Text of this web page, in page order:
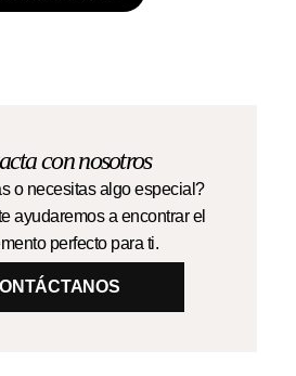
con nosotros
o necesitas algo especial?
ayudaremos a encontrar el
perfecto para ti.